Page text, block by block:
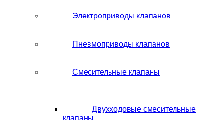
Электроприводы клапанов
Пневмоприводы клапанов
Смесительные клапаны
Двухходовые смесительные
клапаны